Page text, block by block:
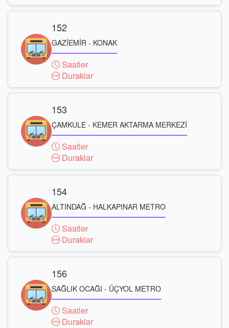
152
GAZİEMİR - KONAK
Saatler
Duraklar
153
ÇAMKULE - KEMER AKTARMA MERKEZİ
Saatler
Duraklar
154
ALTINDAĞ - HALKAPINAR METRO
Saatler
Duraklar
156
SAĞLIK OCAĞI - ÜÇYOL METRO
Saatler
Duraklar